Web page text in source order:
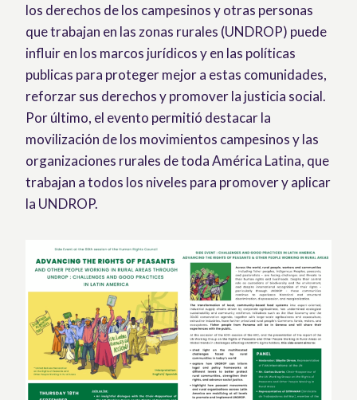
los derechos de los campesinos y otras personas
que trabajan en las zonas rurales (UNDROP) puede
influir en los marcos jurídicos y en las políticas
publicas para proteger mejor a estas comunidades,
reforzar sus derechos y promover la justicia social.
Por último, el evento permitió destacar la
movilización de los movimientos campesinos y las
organizaciones rurales de toda América Latina, que
trabajan a todos los niveles para promover y aplicar
la UNDROP.